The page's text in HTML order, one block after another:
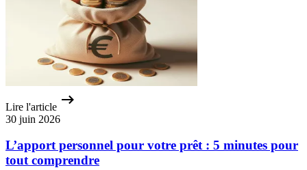
Lire l'article
30 juin 2026
L’apport personnel pour votre prêt : 5 minutes pour
tout comprendre